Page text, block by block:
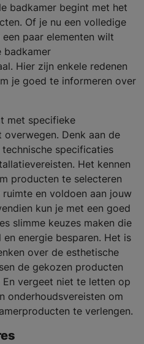
badkamer begint met het
Of je nu een volledige
paar elementen wilt
badkamer
Hier zijn enkele redenen
je goed te informeren over
met specifieke
Denk aan de
specificaties
Het kennen
producten te selecteren
en voldoen aan jouw
kun je met een goed
slimme keuzes maken die
energie besparen. Het is
over de esthetische
de gekozen producten
vergeet niet te letten op
onderhoudsvereisten om
te verlengen.